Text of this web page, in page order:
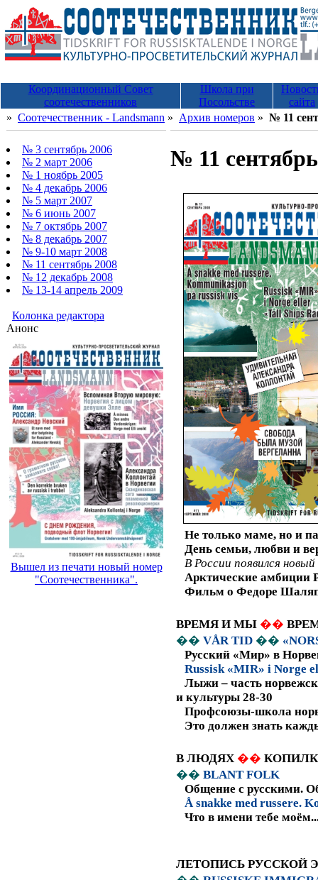
Координационный Совет
соотечественников
Школа при
Посольстве
сайта
» Соотечественник - Landsmann » Архив номеров » № 11
№ 3 сентябрь 2006
№ 2 март 2006
№ 1 ноябрь 2005
№ 4 декабрь 2006
№ 5 март 2007
№ 6 июнь 2007
№ 7 октябрь 2007
№ 8 декабрь 2007
№ 9-10 март 2008
№ 11 сентябрь 2008
№ 12 декабрь 2008
№ 13-14 апрель 2009
Колонка редактора
Анонс
Вышел из печати новый номер
"Соотечественника".
№ 11
Не только маме, но и
День семьи, любви и
В России появился
Арктические амбиции
Фильм о Федоре
ВРЕМЯ И МЫ ��
�� VÅR TID ��
Русский «Мир» в
Russisk «MIR» i Norge
Лыжи – часть
и культуры 28-30
Профсоюзы-школа
Это должен знать
В ЛЮДЯХ ��
�� BLANT FOLK
Общение с русскими.
Å snakke med russere.
Что в имени тебе
ЛЕТОПИСЬ РУССКОЙ